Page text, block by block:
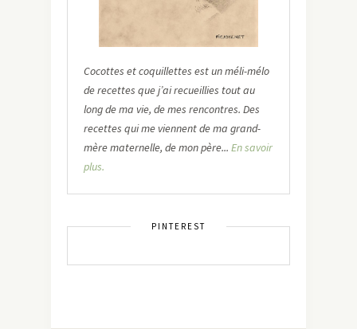
Cocottes et coquillettes est un méli-mélo
de recettes que j’ai recueillies tout au
long de ma vie, de mes rencontres. Des
recettes qui me viennent de ma grand-
mère maternelle, de mon père... En savoir
plus.
PINTEREST